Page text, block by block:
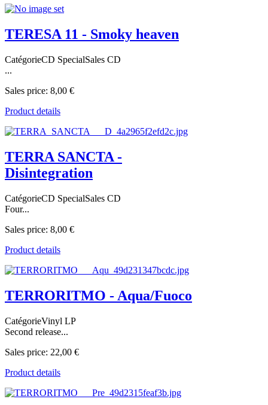
TERESA 11 - Smoky heaven
CatégorieCD SpecialSales CD
...
Sales price: 8,00 €
Product details
TERRA SANCTA -
Disintegration
CatégorieCD SpecialSales CD
Four...
Sales price: 8,00 €
Product details
TERRORITMO - Aqua/Fuoco
CatégorieVinyl LP
Second release...
Sales price: 22,00 €
Product details